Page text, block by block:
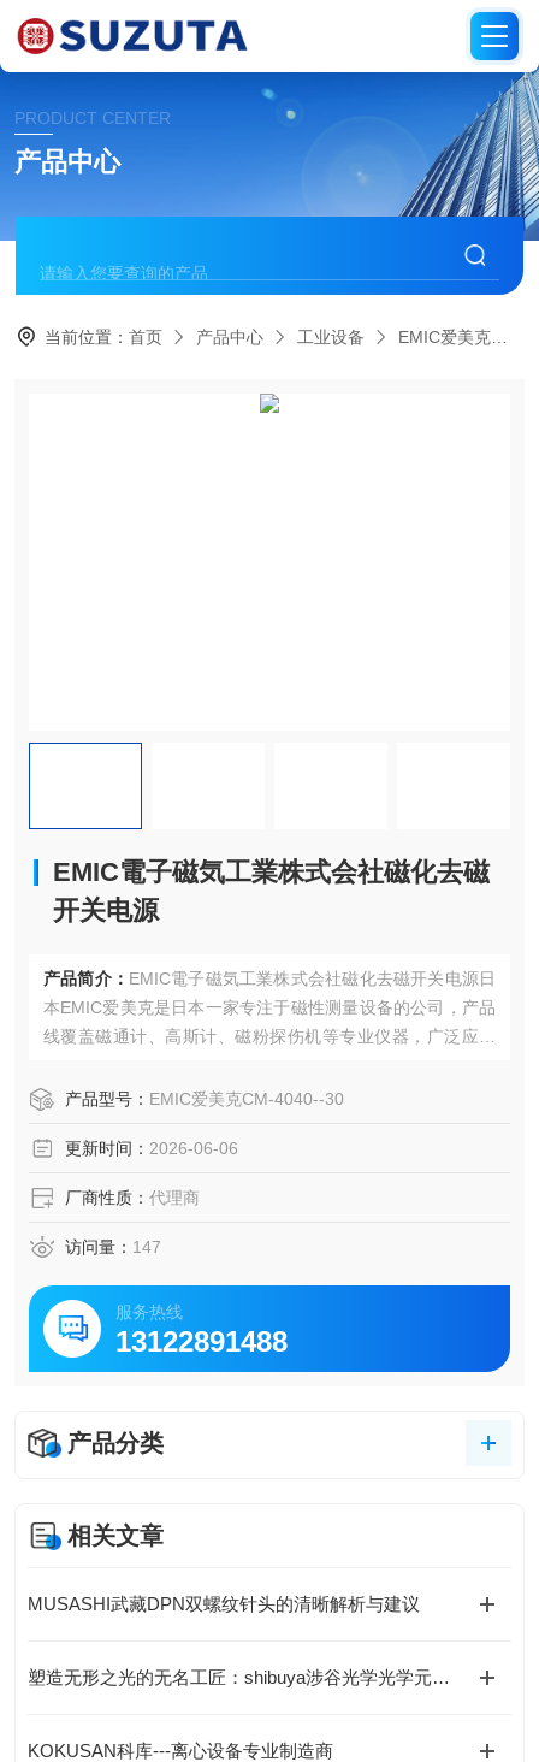
PRODUCT CENTER
产品中心
当前位置：首页 产品中心 工业设备 EMIC爱美克
EMIC電子磁気工業株式会社磁化去磁
开关电源
产品简介： EMIC電子磁気工業株式会社磁化去磁开关电源日
本EMIC爱美克是日本一家专注于磁性测量设备的公司，产品
线覆盖磁通计、高斯计、磁粉探伤机等专业仪器，广泛应用
品质试验装置和服务，推动电器、汽车、航空等产业的技术
产品型号： EMIC爱美克CM-4040--30
更新时间： 2026-06-06
厂商性质： 代理商
访问量： 147
服务热线
13122891488
产品分类
相关文章
MUSASHI武藏DPN双螺纹针头的清晰解析与建议
塑造无形之光的无名工匠：shibuya涉谷光学光学元件的工艺与底层逻辑
KOKUSAN科库---离心设备专业制造商